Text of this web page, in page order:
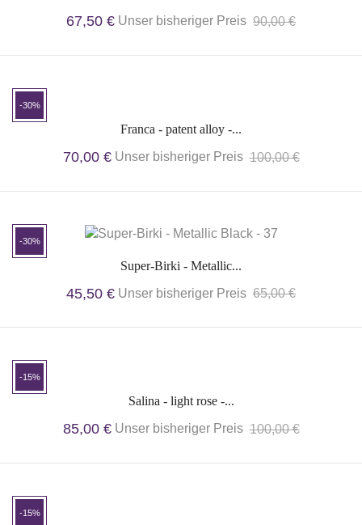
67,50 € Unser bisheriger Preis 90,00 €
-30%
Franca - patent alloy -...
70,00 € Unser bisheriger Preis 100,00 €
-30%
Super-Birki - Metallic...
45,50 € Unser bisheriger Preis 65,00 €
-15%
Salina - light rose -...
85,00 € Unser bisheriger Preis 100,00 €
-15%